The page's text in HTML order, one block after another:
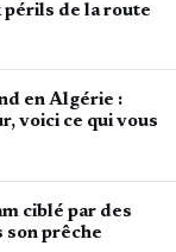
périls de la route
en Algérie :
voici ce qui vous
ciblé par des
son prêche